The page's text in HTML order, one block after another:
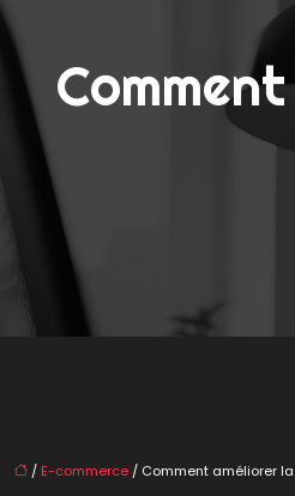
/ E-commerce / Comment améliorer